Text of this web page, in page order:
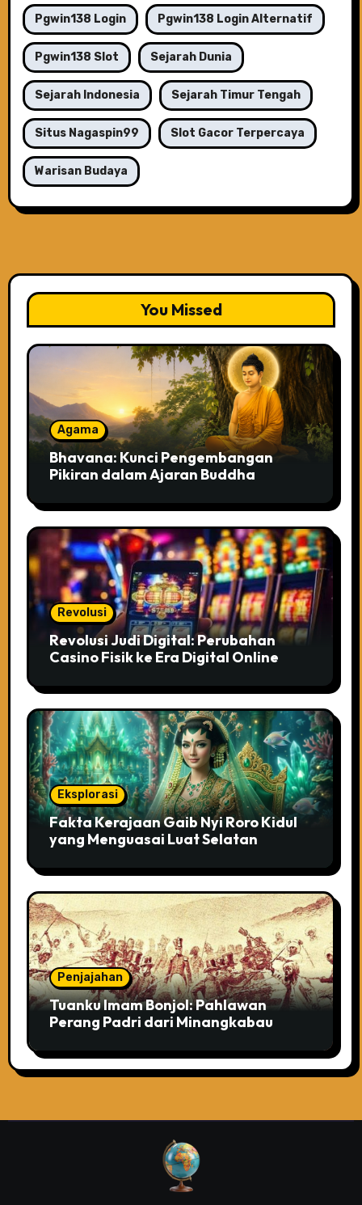
Pgwin138 Login Pgwin138 Login Alternatif
Pgwin138 Slot Sejarah Dunia
Sejarah Indonesia Sejarah Timur Tengah
Situs Nagaspin99 Slot Gacor Terpercaya
Warisan Budaya
You Missed
Agama
Bhavana: Kunci Pengembangan
Pikiran dalam Ajaran Buddha
Revolusi
Revolusi Judi Digital: Perubahan
Casino Fisik ke Era Digital Online
Eksplorasi
Fakta Kerajaan Gaib Nyi Roro Kidul
yang Menguasai Luat Selatan
Penjajahan
Tuanku Imam Bonjol: Pahlawan
Perang Padri dari Minangkabau